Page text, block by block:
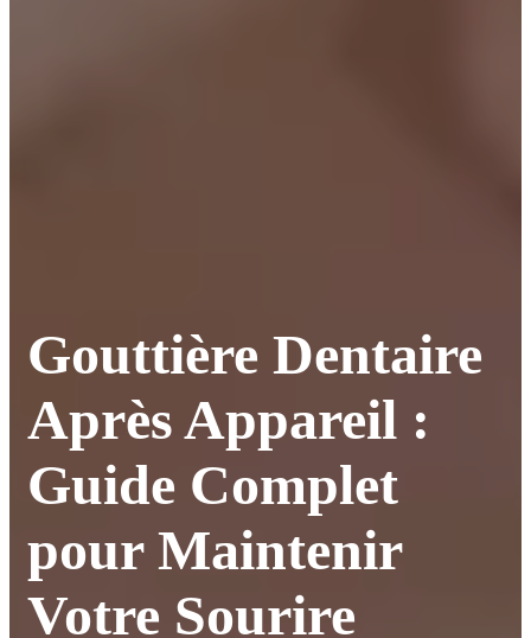
Gouttière Dentaire
Après Appareil :
Guide Complet
pour Maintenir
Votre Sourire